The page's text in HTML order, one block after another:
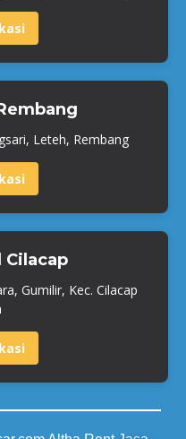
Leteh, Rembang
Cilacap
Gumilir, Kec. Cilacap